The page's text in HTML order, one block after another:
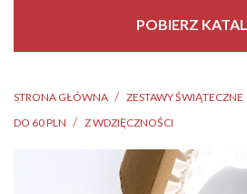
POBIERZ
STRONA GŁÓWNA ZESTAWY ŚWIĄTECZNE
DO 60 PLN
Z WDZIĘCZNOŚCI